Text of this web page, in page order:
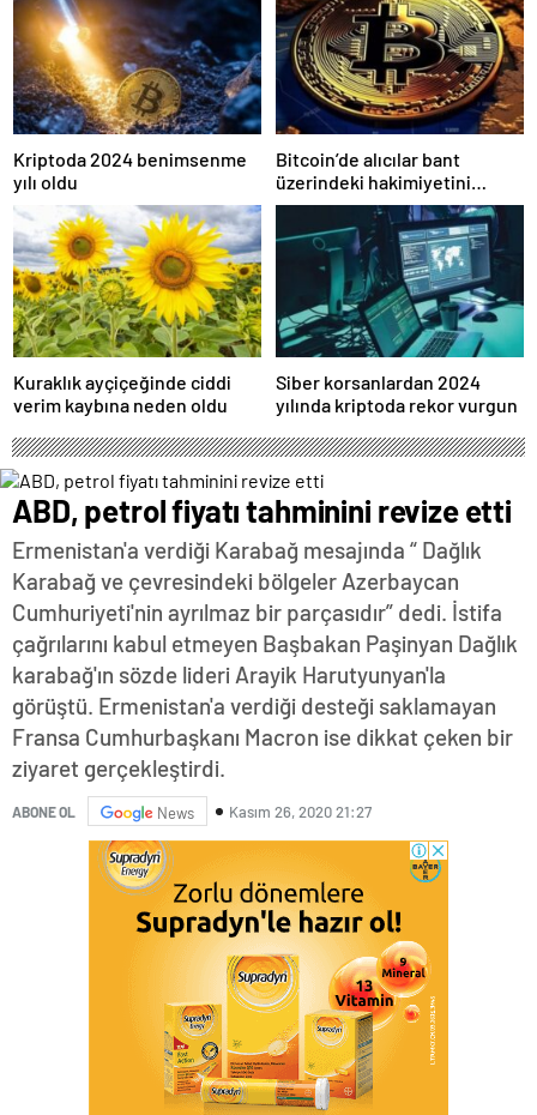
Kriptoda 2024 benimsenme
yılı oldu
Bitcoin’de alıcılar bant
üzerindeki hakimiyetini
kaybetti
Kuraklık ayçiçeğinde ciddi
verim kaybına neden oldu
Siber korsanlardan 2024
yılında kriptoda rekor vurgun
ABD, petrol fiyatı tahminini revize etti
Ermenistan'a verdiği Karabağ mesajında “ Dağlık
Karabağ ve çevresindeki bölgeler Azerbaycan
Cumhuriyeti'nin ayrılmaz bir parçasıdır” dedi. İstifa
çağrılarını kabul etmeyen Başbakan Paşinyan Dağlık
karabağ'ın sözde lideri Arayik Harutyunyan'la
görüştü. Ermenistan'a verdiği desteği saklamayan
Fransa Cumhurbaşkanı Macron ise dikkat çeken bir
ziyaret gerçekleştirdi.
ABONE OL News Kasım 26, 2020 21:27